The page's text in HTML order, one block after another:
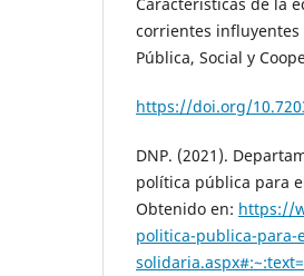
corrientes influyentes
Pública, Social y
https://doi.org/
DNP. (2021).
política pública para
Obtenido en: https://
politica-publica-para-